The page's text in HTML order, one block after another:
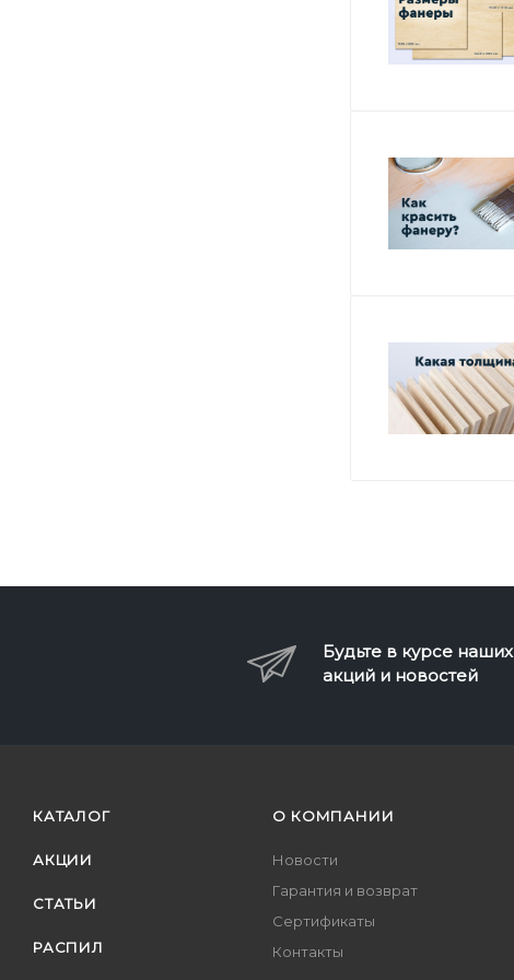
Будьте в курсе наших
акций и новостей
КАТАЛОГ
АКЦИИ
СТАТЬИ
РАСПИЛ
О КОМПАНИИ
Новости
Гарантия и возврат
Сертификаты
Контакты